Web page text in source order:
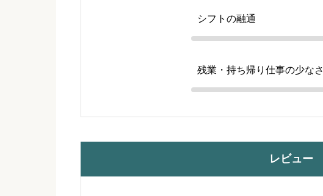
シフトの融通
残業・持ち帰り仕事の少なさ
レビュー